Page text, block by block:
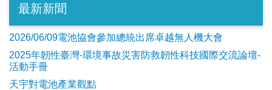
最新新聞
2026/06/09電池協會參加總統出席卓越無人機大會
2025年韌性臺灣-環境事故災害防救韌性科技國際交流論壇-
活動手冊
天宇對電池產業觀點